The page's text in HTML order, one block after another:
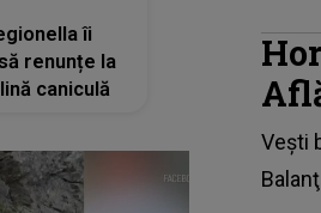
Vești
îi
renunțe la
caniculă